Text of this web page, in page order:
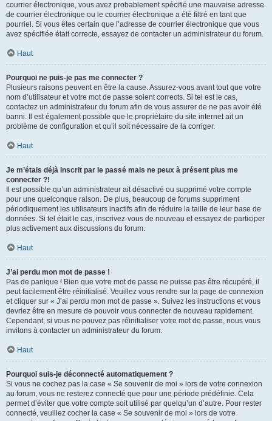
courrier électronique, vous avez probablement spécifié une mauvaise adresse
de courrier électronique ou le courrier électronique a été filtré en tant que
pourriel. Si vous êtes certain que l’adresse de courrier électronique que vous
avez spécifiée était correcte, essayez de contacter un administrateur du forum.
Haut
Pourquoi ne puis-je pas me connecter ?
Plusieurs raisons peuvent en être la cause. Assurez-vous avant tout que votre
nom d’utilisateur et votre mot de passe soient corrects. Si tel est le cas,
contactez un administrateur du forum afin de vous assurer de ne pas avoir été
banni. Il est également possible que le propriétaire du site internet ait un
problème de configuration et qu’il soit nécessaire de la corriger.
Haut
Je m’étais déjà inscrit par le passé mais ne peux à présent plus me
connecter ?!
Il est possible qu’un administrateur ait désactivé ou supprimé votre compte
pour une quelconque raison. De plus, beaucoup de forums suppriment
périodiquement les utilisateurs inactifs afin de réduire la taille de leur base de
données. Si tel était le cas, inscrivez-vous de nouveau et essayez de participer
plus activement aux discussions du forum.
Haut
J’ai perdu mon mot de passe !
Pas de panique ! Bien que votre mot de passe ne puisse pas être récupéré, il
peut facilement être réinitialisé. Veuillez vous rendre sur la page de connexion
et cliquer sur « J’ai perdu mon mot de passe ». Suivez les instructions et vous
devriez être en mesure de pouvoir vous connecter de nouveau rapidement.
Cependant, si vous ne pouvez pas réinitialiser votre mot de passe, nous vous
invitons à contacter un administrateur du forum.
Haut
Pourquoi suis-je déconnecté automatiquement ?
Si vous ne cochez pas la case « Se souvenir de moi » lors de votre connexion
au forum, vous ne resterez connecté que pour une période prédéfinie. Cela
permet d’éviter que votre compte soit utilisé par quelqu’un d’autre. Pour rester
connecté, veuillez cocher la case « Se souvenir de moi » lors de votre